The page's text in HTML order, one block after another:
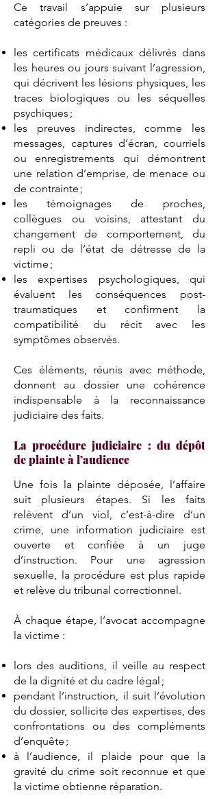
Ce travail s’appuie sur plusieurs
catégories de preuves :
les certificats médicaux délivrés dans
les heures ou jours suivant l’agression,
qui décrivent les lésions physiques, les
traces biologiques ou les séquelles
psychiques ;
les preuves indirectes, comme les
messages, captures d’écran, courriels
ou enregistrements qui démontrent
une relation d’emprise, de menace ou
de contrainte ;
les témoignages de proches,
collègues ou voisins, attestant du
changement de comportement, du
repli ou de l’état de détresse de la
victime ;
les expertises psychologiques, qui
évaluent les conséquences post-
traumatiques et confirment la
compatibilité du récit avec les
symptômes observés.
Ces éléments, réunis avec méthode,
donnent au dossier une cohérence
indispensable à la reconnaissance
judiciaire des faits.
La procédure judiciaire : du dépôt
de plainte à l’audience
Une fois la plainte déposée, l’affaire
suit plusieurs étapes. Si les faits
relèvent d’un viol, c’est-à-dire d’un
crime, une information judiciaire est
ouverte et confiée à un juge
d’instruction. Pour une agression
sexuelle, la procédure est plus rapide
et relève du tribunal correctionnel.
À chaque étape, l’avocat accompagne
la victime :
lors des auditions, il veille au respect
de la dignité et du cadre légal ;
pendant l’instruction, il suit l’évolution
du dossier, sollicite des expertises, des
confrontations ou des compléments
d’enquête ;
à l’audience, il plaide pour que la
gravité du crime soit reconnue et que
la victime obtienne réparation.